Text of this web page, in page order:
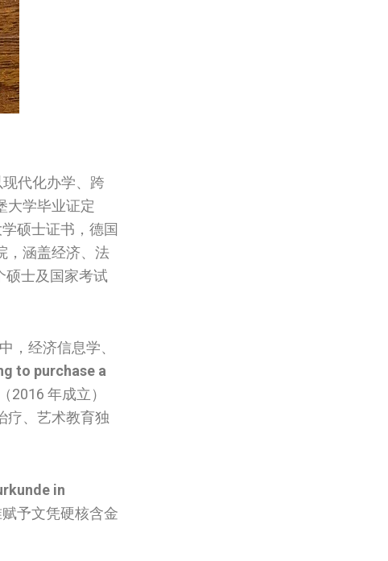
代化办学、跨
大学‌‌毕业证定
硕士证书，德国‌
，涵盖经济、法
硕士及国家考试
，经济信息学、
to purchase a
年成立）
疗、艺术教育独
in
予文凭硬核含金